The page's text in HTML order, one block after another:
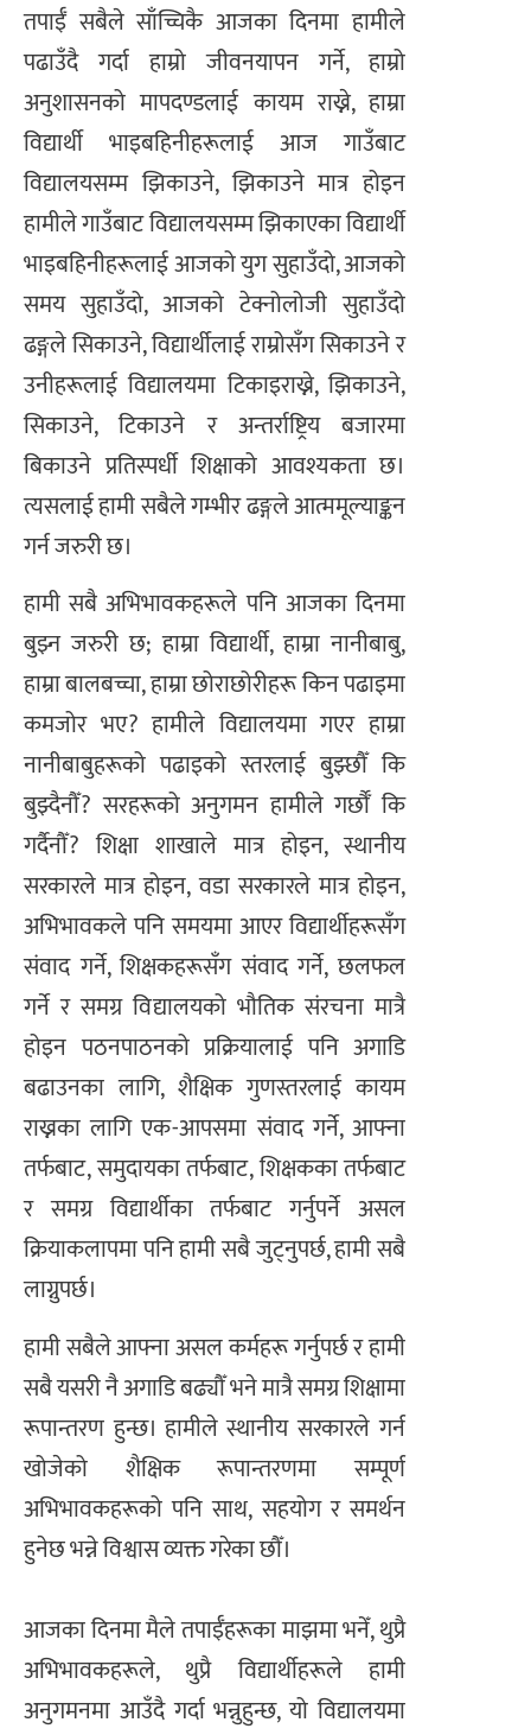
तपाईँ सबैले साँच्चिकै आजका दिनमा हामीले
पढाउँदै गर्दा हाम्रो जीवनयापन गर्ने, हाम्रो
अनुशासनको मापदण्डलाई कायम राख्ने, हाम्रा
विद्यार्थी भाइबहिनीहरूलाई आज गाउँबाट
विद्यालयसम्म झिकाउने, झिकाउने मात्र होइन
हामीले गाउँबाट विद्यालयसम्म झिकाएका विद्यार्थी
भाइबहिनीहरूलाई आजको युग सुहाउँदो, आजको
समय सुहाउँदो, आजको टेक्नोलोजी सुहाउँदो
ढङ्गले सिकाउने, विद्यार्थीलाई राम्रोसँग सिकाउने र
उनीहरूलाई विद्यालयमा टिकाइराख्ने, झिकाउने,
सिकाउने, टिकाउने र अन्तर्राष्ट्रिय बजारमा
बिकाउने प्रतिस्पर्धी शिक्षाको आवश्यकता छ।
त्यसलाई हामी सबैले गम्भीर ढङ्गले आत्ममूल्याङ्कन
गर्न जरुरी छ।
हामी सबै अभिभावकहरूले पनि आजका दिनमा
बुझ्न जरुरी छ; हाम्रा विद्यार्थी, हाम्रा नानीबाबु,
हाम्रा बालबच्चा, हाम्रा छोराछोरीहरू किन पढाइमा
कमजोर भए? हामीले विद्यालयमा गएर हाम्रा
नानीबाबुहरूको पढाइको स्तरलाई बुझ्छौँ कि
बुझ्दैनौँ? सरहरूको अनुगमन हामीले गर्छौँ कि
गर्दैनौँ? शिक्षा शाखाले मात्र होइन, स्थानीय
सरकारले मात्र होइन, वडा सरकारले मात्र होइन,
अभिभावकले पनि समयमा आएर विद्यार्थीहरूसँग
संवाद गर्ने, शिक्षकहरूसँग संवाद गर्ने, छलफल
गर्ने र समग्र विद्यालयको भौतिक संरचना मात्रै
होइन पठनपाठनको प्रक्रियालाई पनि अगाडि
बढाउनका लागि, शैक्षिक गुणस्तरलाई कायम
राख्नका लागि एक-आपसमा संवाद गर्ने, आफ्ना
तर्फबाट, समुदायका तर्फबाट, शिक्षकका तर्फबाट
र समग्र विद्यार्थीका तर्फबाट गर्नुपर्ने असल
क्रियाकलापमा पनि हामी सबै जुट्नुपर्छ, हामी सबै
लाग्नुपर्छ।
हामी सबैले आफ्ना असल कर्महरू गर्नुपर्छ र हामी
सबै यसरी नै अगाडि बढ्यौँ भने मात्रै समग्र शिक्षामा
रूपान्तरण हुन्छ। हामीले स्थानीय सरकारले गर्न
खोजेको शैक्षिक रूपान्तरणमा सम्पूर्ण
अभिभावकहरूको पनि साथ, सहयोग र समर्थन
हुनेछ भन्ने विश्वास व्यक्त गरेका छौँ।
आजका दिनमा मैले तपाईँहरूका माझमा भनेँ, थुप्रै
अभिभावकहरूले, थुप्रै विद्यार्थीहरूले हामी
अनुगमनमा आउँदै गर्दा भन्नुहुन्छ, यो विद्यालयमा